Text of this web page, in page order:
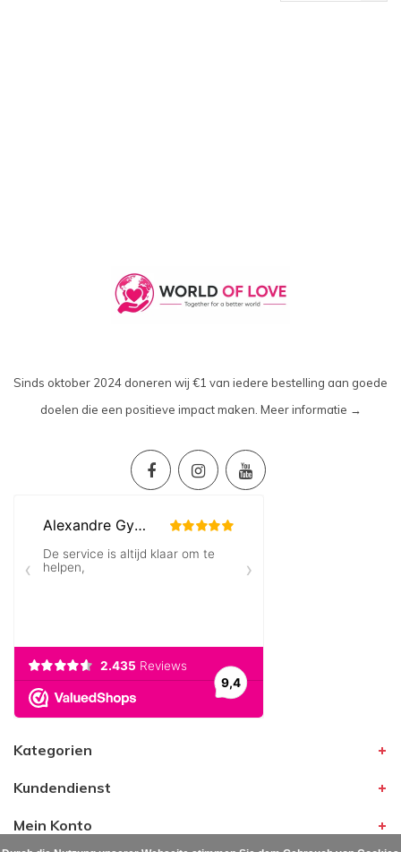
Sinds oktober 2024 doneren wij €1 van iedere bestelling aan goede
doelen die een positieve impact maken. Meer informatie →
Kategorien
Kundendienst
Mein Konto